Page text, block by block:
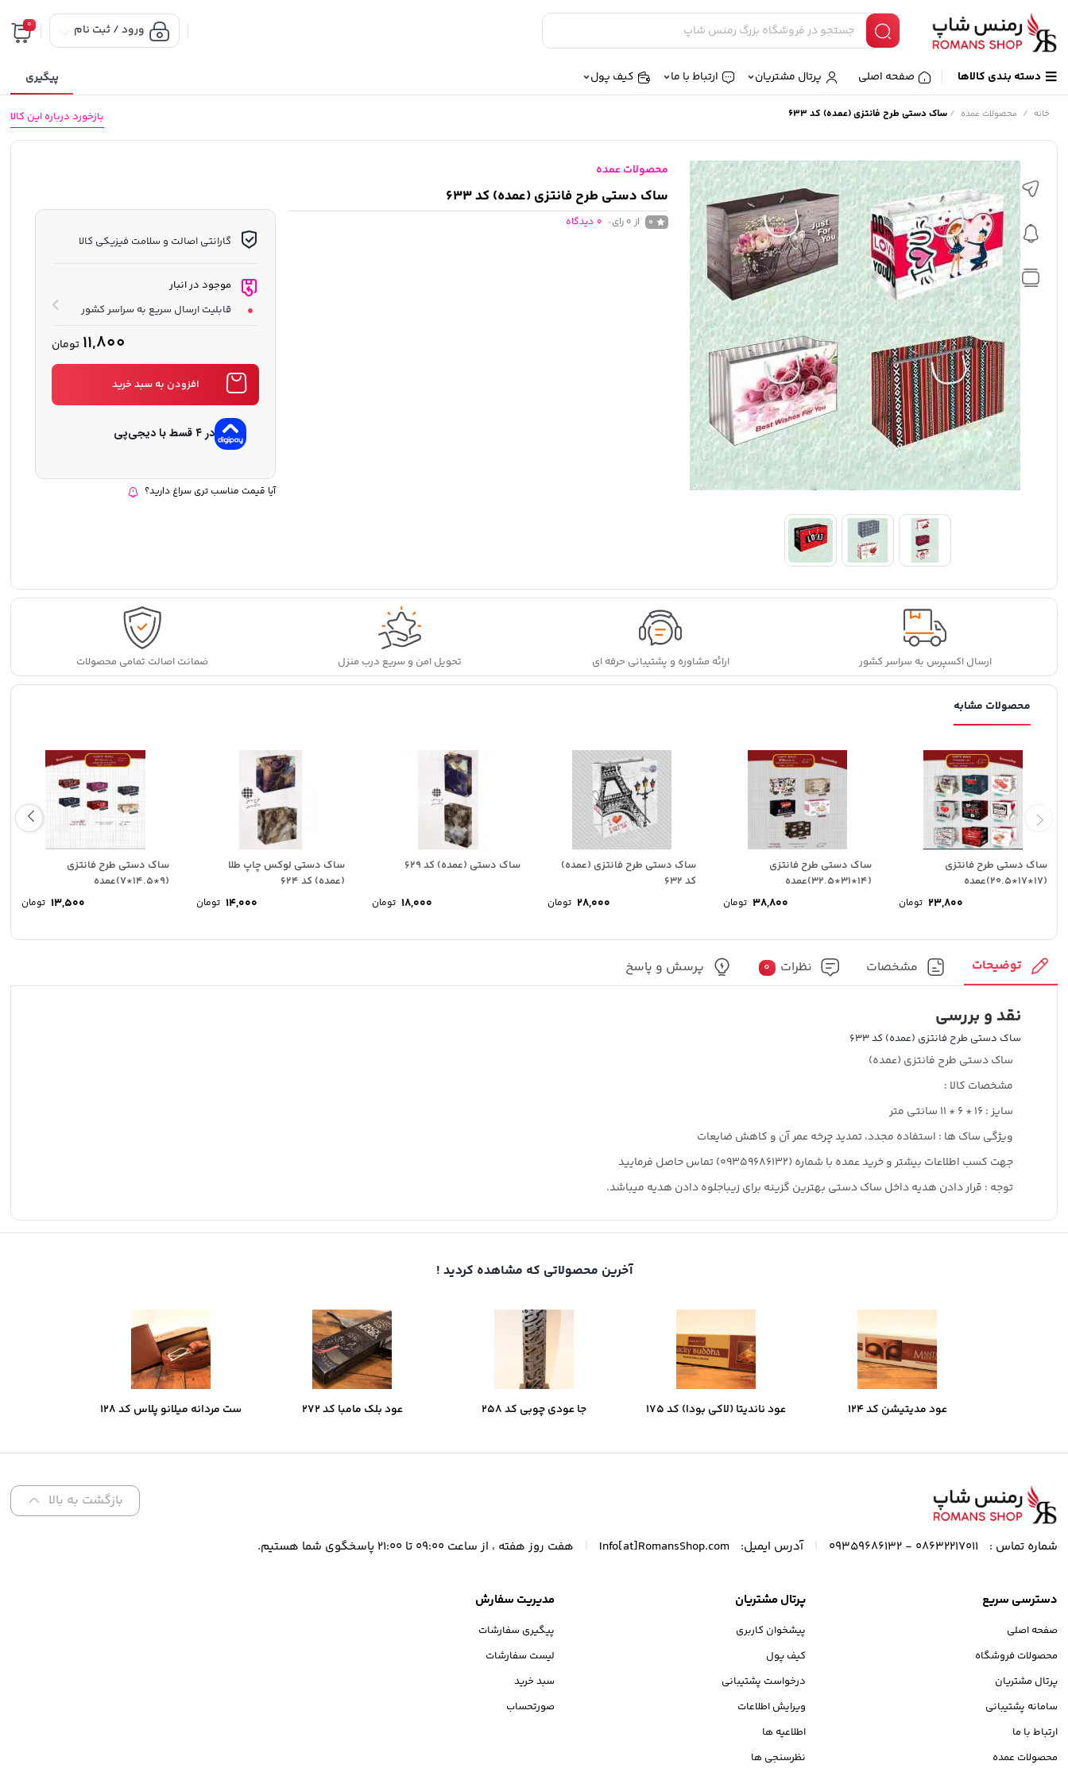
ورود / ثبت نام 0
دسته بندی کالاها صفحه اصلی پرتال مشتریان ارتباط با ما کیف پول پیگیری
بازخورد درباره این کالا خانه / محصولات عمده /ساک دستی طرح فانتزی (عمده) کد 633
محصولات عمده
ساک دستی طرح فانتزی (عمده) کد 633
0 از 0 رای 0 دیدگاه
گارانتی اصالت و سلامت فیزیکی کالا
موجود در انبار
قابلیت ارسال سریع به سراسر کشور
11,800 تومان
افزودن به سبد خرید
در ۴ قسط با دیجی‌پی
آیا قیمت مناسب تری سراغ دارید؟
ارسال اکسپرس به سراسر کشور ارائه مشاوره و پشتیبانی حرفه ای تحویل امن و سریع درب منزل ضمانت اصالت تمامی محصولات
محصولات مشابه
ساک دستی طرح فانتزی
(17*17*20.5)عمده
23,800 تومان
ساک دستی طرح فانتزی
(14*31*32.5)عمده
38,800 تومان
ساک دستی طرح فانتزی (عمده)
کد 632
28,000 تومان
ساک دستی (عمده) کد 629
18,000 تومان
ساک دستی لوکس چاپ طلا
(عمده) کد 624
14,000 تومان
ساک دستی طرح فانتزی
(9*14.5*7)عمده
13,500 تومان
توضیحات مشخصات نظرات 0 پرسش و پاسخ
نقد و بررسی
ساک دستی طرح فانتزی (عمده) کد 633
ساک دستی طرح فانتزی (عمده)
مشخصات کالا :
سایز : 16 * 6 * 11 سانتی متر
ویژگی ساک ها : استفاده مجدد، تمدید چرخه عمر آن و کاهش ضایعات
جهت کسب اطلاعات بیشتر و خرید عمده با شماره (09359686132) تماس حاصل فرمایید
توجه : قرار دادن هدیه داخل ساک دستی بهترین گزینه برای زیباجلوه دادن هدیه میباشد.
آخرین محصولاتی که مشاهده کردید !
عود مدیتیشن کد 124 عود ناندیتا (لاکی بودا) کد 175 جا عودی چوبی کد 258 عود بلک مامبا کد 272 ست مردانه میلانو پلاس کد 128
بازگشت به بالا
شماره تماس : 08632217011 - 09359686132 آدرس ایمیل: Info[at]RomansShop.com هفت روز هفته ، از ساعت 09:00 تا 21:00 پاسخگوی شما هستیم.
دسترسی سریع
صفحه اصلی
محصولات فروشگاه
پرتال مشتریان
سامانه پشتیبانی
ارتباط با ما
محصولات عمده
پرتال مشتریان
پیشخوان کاربری
کیف پول
درخواست پشتیبانی
ویرایش اطلاعات
اطلاعیه ها
نظرسنجی ها
مدیریت سفارش
پیگیری سفارشات
لیست سفارشات
سبد خرید
صورتحساب